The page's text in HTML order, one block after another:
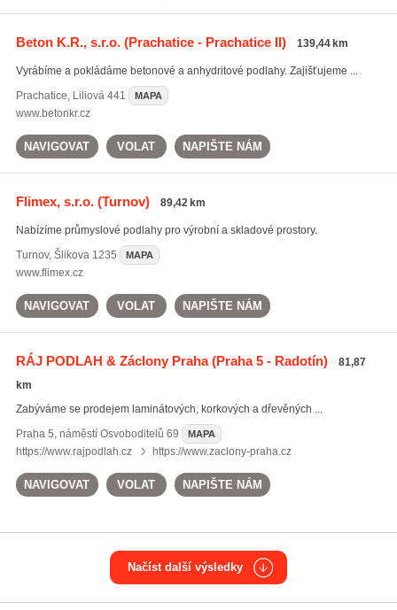
Beton K.R., s.r.o.(Prachatice - Prachatice II) 139,44 km
Vyrábíme a pokládáme betonové a anhydritové podlahy. Zajišťujeme ...
Prachatice, Liliová 441 MAPA
www.betonkr.cz
NAVIGOVAT VOLAT NAPIŠTE NÁM
Flimex, s.r.o.(Turnov) 89,42 km
Nabízíme průmyslové podlahy pro výrobní a skladové prostory.
Turnov, Šlikova 1235 MAPA
www.flimex.cz
NAVIGOVAT VOLAT NAPIŠTE NÁM
RÁJ PODLAH & Záclony Praha(Praha 5 - Radotín)
81,87
km
Zabýváme se prodejem laminátových, korkových a dřevěných ...
Praha 5, náměstí Osvoboditelů 69 MAPA
https://www.rajpodlah.cz https://www.zaclony-praha.cz
NAVIGOVAT VOLAT NAPIŠTE NÁM
Načíst další výsledky